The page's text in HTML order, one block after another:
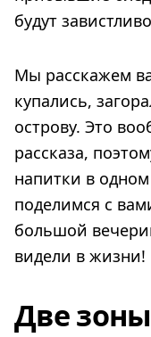
будут
Мы расскажем
купались,
острову. Это
рассказа,
напитки в
поделимся с
большой
видели в жизни!
Две зоны